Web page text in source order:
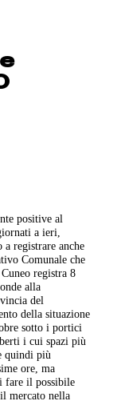
positive al
a ieri,
registrare anche
Comunale che
registra 8
alla
del
della situazione
sotto i portici
i cui spazi più
quindi più
ore, ma
fare il possibile
mercato nella